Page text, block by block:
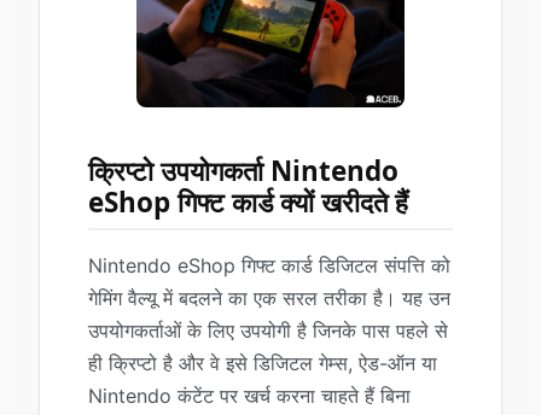
क्रिप्टो उपयोगकर्ता Nintendo
eShop गिफ्ट कार्ड क्यों खरीदते हैं
Nintendo eShop गिफ्ट कार्ड डिजिटल संपत्ति को
गेमिंग वैल्यू में बदलने का एक सरल तरीका है। यह उन
उपयोगकर्ताओं के लिए उपयोगी है जिनके पास पहले से
ही क्रिप्टो है और वे इसे डिजिटल गेम्स, ऐड-ऑन या
Nintendo कंटेंट पर खर्च करना चाहते हैं बिना